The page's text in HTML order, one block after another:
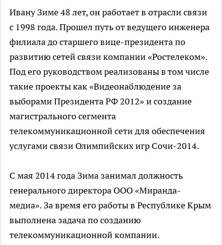
Ивану Зиме 48 лет, он работает в отрасли связи
с 1998 года. Прошел путь от ведущего инженера
филиала до старшего вице-президента по
развитию сетей связи компании «Ростелеком».
Под его руководством реализованы в том числе
такие проекты как «Видеонаблюдение за
выборами Президента РФ 2012» и создание
магистрального сегмента
телекоммуникационной сети для обеспечения
услугами связи Олимпийских игр Сочи-2014.
С мая 2014 года Зима занимал должность
генерального директора ООО «Миранда-
медиа». За время его работы в Республике Крым
выполнена задача по созданию
телекоммуникационной компании.